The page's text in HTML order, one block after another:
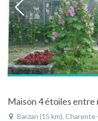
Barzan (15 km), Charente-